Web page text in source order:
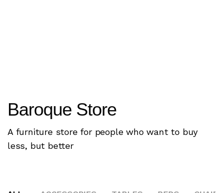
Baroque Store
A furniture store for people who want to buy
less, but better